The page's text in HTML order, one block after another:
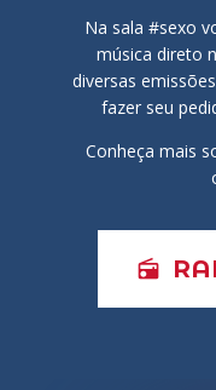
Na sala #sexo
música direto
diversas
fazer seu
Conheça mais
radio